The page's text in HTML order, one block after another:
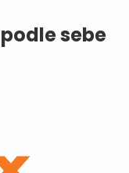
sebe